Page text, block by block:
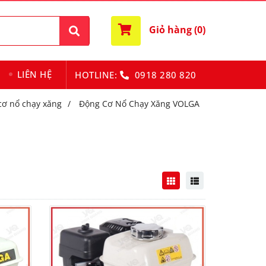
Giỏ hàng (0)
LIÊN HỆ HOTLINE: 0918 280 820
nổ chạy xăng / Động Cơ Nổ Chạy Xăng VOLGA